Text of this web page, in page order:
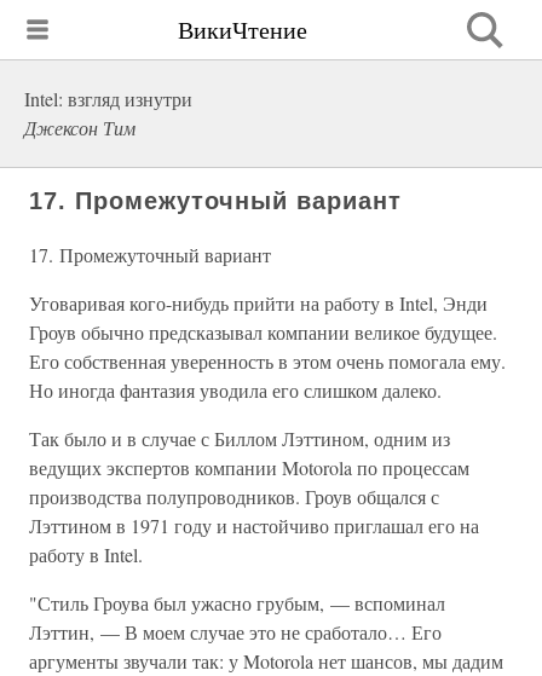
ВикиЧтение
Intel: взгляд изнутри
Джексон Тим
17. Промежуточный вариант
17. Промежуточный вариант
Уговаривая кого-нибудь прийти на работу в Intel, Энди
Гроув обычно предсказывал компании великое будущее.
Его собственная уверенность в этом очень помогала ему.
Но иногда фантазия уводила его слишком далеко.
Так было и в случае с Биллом Лэттином, одним из
ведущих экспертов компании Motorola по процессам
производства полупроводников. Гроув общался с
Лэттином в 1971 году и настойчиво приглашал его на
работу в Intel.
"Стиль Гроува был ужасно грубым, — вспоминал
Лэттин, — В моем случае это не сработало… Его
аргументы звучали так: у Motorola нет шансов, мы дадим